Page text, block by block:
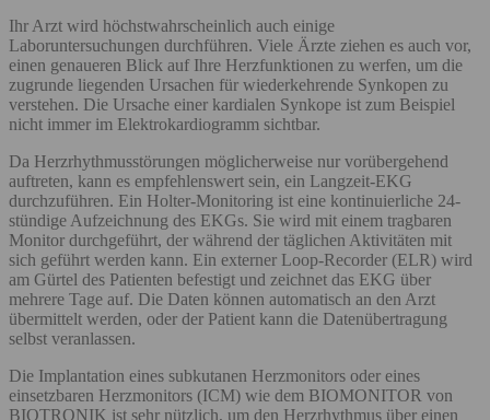
Ihr Arzt wird höchstwahrscheinlich auch einige
Laboruntersuchungen durchführen. Viele Ärzte ziehen es auch vor,
einen genaueren Blick auf Ihre Herzfunktionen zu werfen, um die
zugrunde liegenden Ursachen für wiederkehrende Synkopen zu
verstehen. Die Ursache einer kardialen Synkope ist zum Beispiel
nicht immer im Elektrokardiogramm sichtbar.
Da Herzrhythmusstörungen möglicherweise nur vorübergehend
auftreten, kann es empfehlenswert sein, ein Langzeit-EKG
durchzuführen. Ein Holter-Monitoring ist eine kontinuierliche 24-
stündige Aufzeichnung des EKGs. Sie wird mit einem tragbaren
Monitor durchgeführt, der während der täglichen Aktivitäten mit
sich geführt werden kann. Ein externer Loop-Recorder (ELR) wird
am Gürtel des Patienten befestigt und zeichnet das EKG über
mehrere Tage auf. Die Daten können automatisch an den Arzt
übermittelt werden, oder der Patient kann die Datenübertragung
selbst veranlassen.
Die Implantation eines subkutanen Herzmonitors oder eines
einsetzbaren Herzmonitors (ICM) wie dem BIOMONITOR von
BIOTRONIK ist sehr nützlich, um den Herzrhythmus über einen